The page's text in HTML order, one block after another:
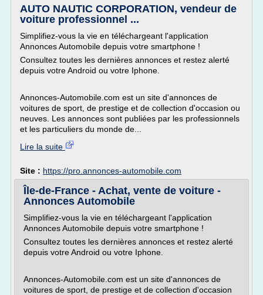
AUTO NAUTIC CORPORATION, vendeur de
voiture professionnel ...
Simplifiez-vous la vie en téléchargeant l'application
Annonces Automobile depuis votre smartphone !
Consultez toutes les dernières annonces et restez alerté
depuis votre Android ou votre Iphone.
Annonces-Automobile.com est un site d'annonces de
voitures de sport, de prestige et de collection d'occasion ou
neuves. Les annonces sont publiées par les professionnels
et les particuliers du monde de...
Lire la suite
Site : https://pro.annonces-automobile.com
Île-de-France - Achat, vente de voiture -
Annonces Automobile
Simplifiez-vous la vie en téléchargeant l'application
Annonces Automobile depuis votre smartphone !
Consultez toutes les dernières annonces et restez alerté
depuis votre Android ou votre Iphone.
Annonces-Automobile.com est un site d'annonces de
voitures de sport, de prestige et de collection d'occasion